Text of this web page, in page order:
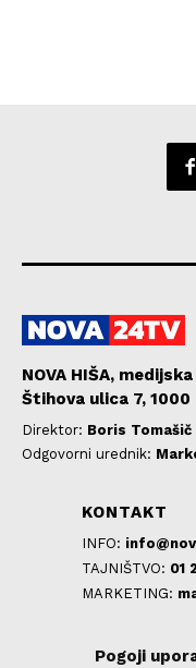
NOVA HIŠA,
Štihova ulica 7, 1000
Direktor: Boris Tomašič
Odgovorni urednik:
KONTAKT
INFO:
TAJNIŠTVO: 01
MARKETING:
Pogoji